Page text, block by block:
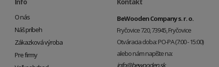
O nás
Náš príbeh
Zákazková výroba
Pre firmy
BeWooden Company s. r. o.
Fryčovice 720, 73945, Fryčovice
Otváracia doba: PO-PA (7:00 - 15:00)
alebo nám napíšte na:
info@bewooden.sk